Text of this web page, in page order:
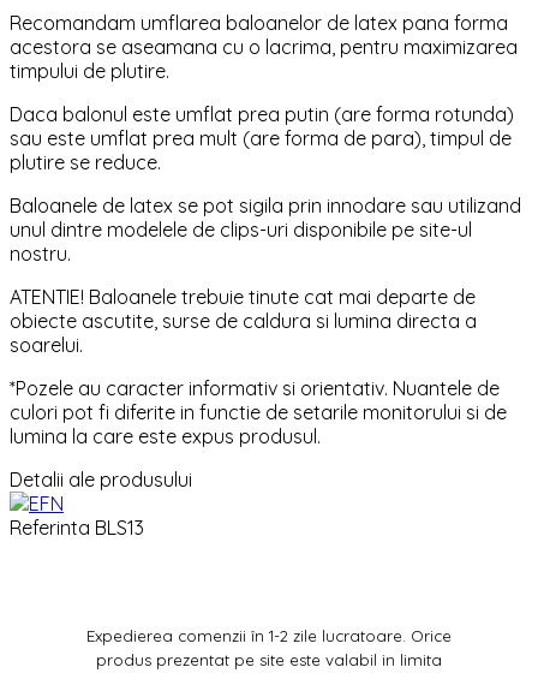
Recomandam umflarea baloanelor de latex pana forma
acestora se aseamana cu o lacrima, pentru maximizarea
timpului de plutire.
Daca balonul este umflat prea putin (are forma rotunda)
sau este umflat prea mult (are forma de para), timpul de
plutire se reduce.
Baloanele de latex se pot sigila prin innodare sau utilizand
unul dintre modelele de clips-uri disponibile pe site-ul
nostru.
ATENTIE! Baloanele trebuie tinute cat mai departe de
obiecte ascutite, surse de caldura si lumina directa a
soarelui.
*Pozele au caracter informativ si orientativ. Nuantele de
culori pot fi diferite in functie de setarile monitorului si de
lumina la care este expus produsul.
Detalii ale produsului
Referinta BLS13
Expedierea comenzii în 1-2 zile lucratoare. Orice
produs prezentat pe site este valabil in limita